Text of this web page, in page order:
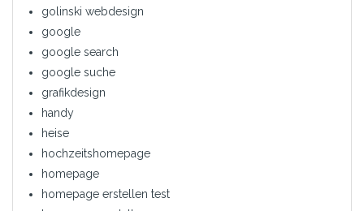
golinski webdesign
google
google search
google suche
grafikdesign
handy
heise
hochzeitshomepage
homepage
homepage erstellen test